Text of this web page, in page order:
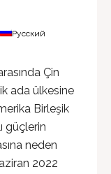
Русский
Çin
ada ülkesine
Birleşik
güçlerin
neden
2022